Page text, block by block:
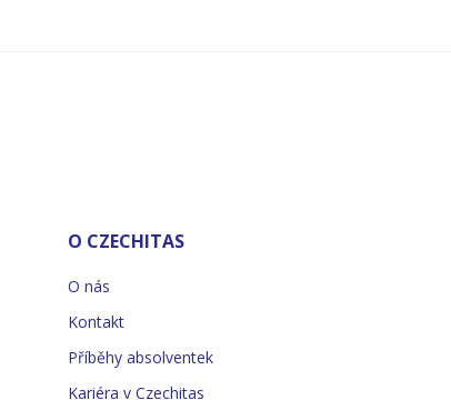
O CZECHITAS
O nás
Kontakt
Příběhy absolventek
Kariéra v Czechitas